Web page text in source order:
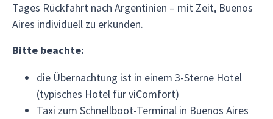
Tages Rückfahrt nach Argentinien – mit Zeit, Buenos
Aires individuell zu erkunden.
Bitte beachte:
die Übernachtung ist in einem 3-Sterne Hotel
(typisches Hotel für viComfort)
Taxi zum Schnellboot-Terminal in Buenos Aires